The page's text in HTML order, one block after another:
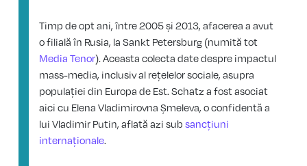
Timp de opt ani, între 2005 și 2013, afacerea a avut
o filială în Rusia, la Sankt Petersburg (numită tot
Media Tenor). Aceasta colecta date despre impactul
mass-media, inclusiv al rețelelor sociale, asupra
populației din Europa de Est. Schatz a fost asociat
aici cu Elena Vladimirovna Șmeleva, o confidentă a
lui Vladimir Putin, aflată azi sub sancțiuni
internaționale.